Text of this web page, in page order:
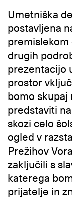
Umetniška
postavljena
drugih
prezentacijo
prostor
bomo skupaj
predstaviti
skozi celo
ogled v
Prežihov
zaključili s
katerega
prijatelje in